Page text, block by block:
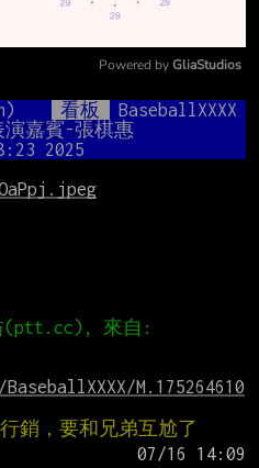
Mute
Powered by GliaStudios
看板
BaseballXXXX
嘉賓-張棋惠
2025
(ptt.cc), 來自:
M.175264610
銷，要和兄弟互尬了